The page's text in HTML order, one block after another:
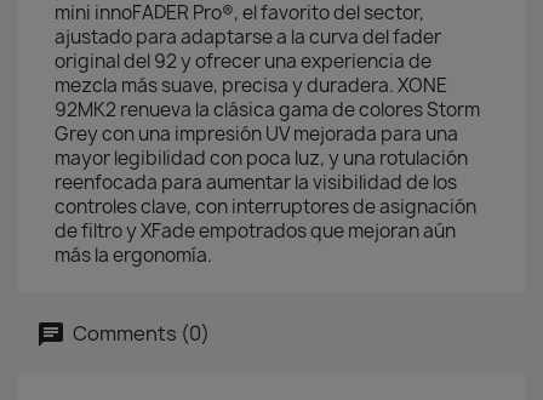
mini innoFADER Pro®, el favorito del sector,
ajustado para adaptarse a la curva del fader
original del 92 y ofrecer una experiencia de
mezcla más suave, precisa y duradera. XONE
92MK2 renueva la clásica gama de colores Storm
Grey con una impresión UV mejorada para una
mayor legibilidad con poca luz, y una rotulación
reenfocada para aumentar la visibilidad de los
controles clave, con interruptores de asignación
de filtro y XFade empotrados que mejoran aún
más la ergonomía.
Comments (0)